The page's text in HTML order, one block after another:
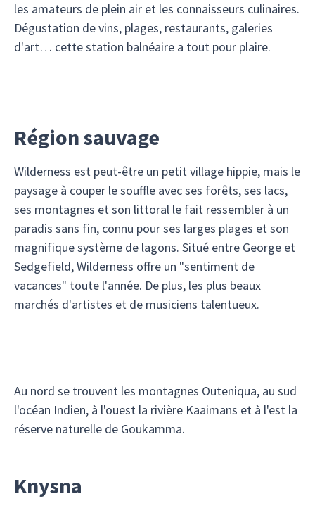
les amateurs de plein air et les connaisseurs culinaires.
Dégustation de vins, plages, restaurants, galeries
d'art… cette station balnéaire a tout pour plaire.
Région sauvage
Wilderness est peut-être un petit village hippie, mais le
paysage à couper le souffle avec ses forêts, ses lacs,
ses montagnes et son littoral le fait ressembler à un
paradis sans fin, connu pour ses larges plages et son
magnifique système de lagons. Situé entre George et
Sedgefield, Wilderness offre un "sentiment de
vacances" toute l'année. De plus, les plus beaux
marchés d'artistes et de musiciens talentueux.
Au nord se trouvent les montagnes Outeniqua, au sud
l'océan Indien, à l'ouest la rivière Kaaimans et à l'est la
réserve naturelle de Goukamma.
Knysna